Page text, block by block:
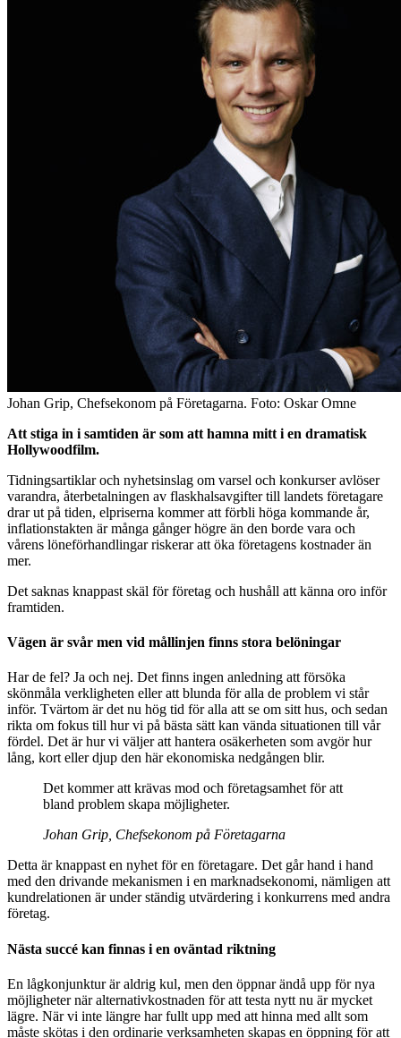
Johan Grip, Chefsekonom på Företagarna. Foto: Oskar Omne
Att stiga in i samtiden är som att hamna mitt i en dramatisk
Hollywoodfilm.
Tidningsartiklar och nyhetsinslag om varsel och konkurser avlöser
varandra, återbetalningen av flaskhalsavgifter till landets företagare
drar ut på tiden, elpriserna kommer att förbli höga kommande år,
inflationstakten är många gånger högre än den borde vara och
vårens löneförhandlingar riskerar att öka företagens kostnader än
mer.
Det saknas knappast skäl för företag och hushåll att känna oro inför
framtiden.
Vägen är svår men vid mållinjen finns stora belöningar
Har de fel? Ja och nej. Det finns ingen anledning att försöka
skönmåla verkligheten eller att blunda för alla de problem vi står
inför. Tvärtom är det nu hög tid för alla att se om sitt hus, och sedan
rikta om fokus till hur vi på bästa sätt kan vända situationen till vår
fördel. Det är hur vi väljer att hantera osäkerheten som avgör hur
lång, kort eller djup den här ekonomiska nedgången blir.
Det kommer att krävas mod och företagsamhet för att
bland problem skapa möjligheter.
Johan Grip, Chefsekonom på Företagarna
Detta är knappast en nyhet för en företagare. Det går hand i hand
med den drivande mekanismen i en marknadsekonomi, nämligen att
kundrelationen är under ständig utvärdering i konkurrens med andra
företag.
Nästa succé kan finnas i en oväntad riktning
En lågkonjunktur är aldrig kul, men den öppnar ändå upp för nya
möjligheter när alternativkostnaden för att testa nytt nu är mycket
lägre. När vi inte längre har fullt upp med att hinna med allt som
måste skötas i den ordinarie verksamheten skapas en öppning för att